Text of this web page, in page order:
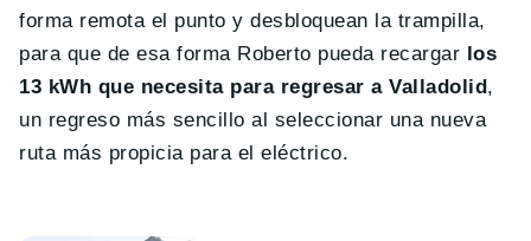
forma remota el punto y desbloquean la trampilla,
para que de esa forma Roberto pueda recargar los
13 kWh que necesita para regresar a Valladolid,
un regreso más sencillo al seleccionar una nueva
ruta más propicia para el eléctrico.